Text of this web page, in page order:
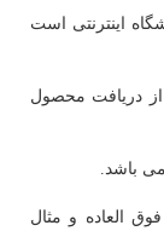
اینترنتی است
دریافت محصول
باشد.
العاده و مثال